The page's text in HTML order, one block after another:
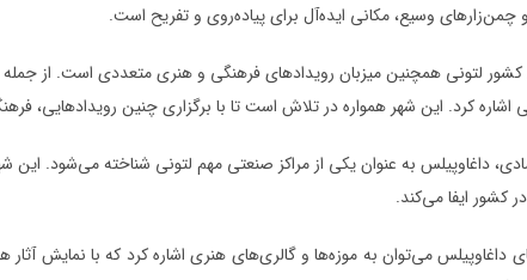
چمن‌زارهای وسیع، مکانی ایده‌آل برای پیاده‌روی و تفریح است.
کشور لتونی همچنین میزبان رویدادهای فرهنگی و هنری متعددی است. از
کرد. این شهر همواره در تلاش است تا با برگزاری چنین رویدادهایی،
داغاوپیلس به عنوان یکی از مراکز صنعتی مهم لتونی شناخته می‌شود.
کشور ایفا می‌کند.
داغاوپیلس می‌توان به موزه‌ها و گالری‌های هنری اشاره کرد که با نمایش